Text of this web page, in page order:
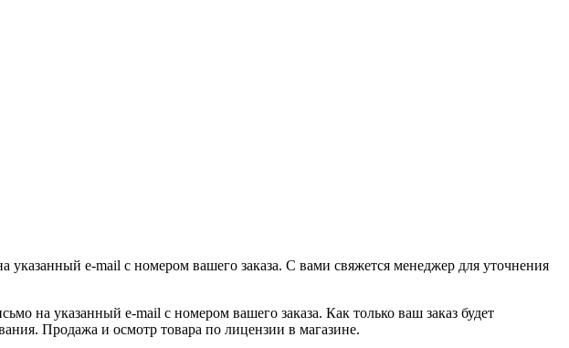
e-mail с номером вашего заказа. С вами свяжется менеджер для уточнения
на указанный e-mail с номером вашего заказа. Как только ваш заказ будет
Продажа и осмотр товара по лицензии в магазине.